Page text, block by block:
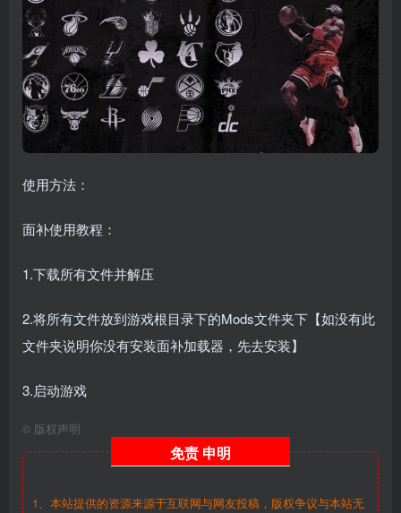
使用方法：
面补使用教程：
1.下载所有文件并解压
2.将所有文件放到游戏根目录下的Mods文件夹下【如没有此
文件夹说明你没有安装面补加载器，先去安装】
3.启动游戏
© 版权声明
免责 申明
1、本站提供的资源来源于互联网与网友投稿，版权争议与本站无